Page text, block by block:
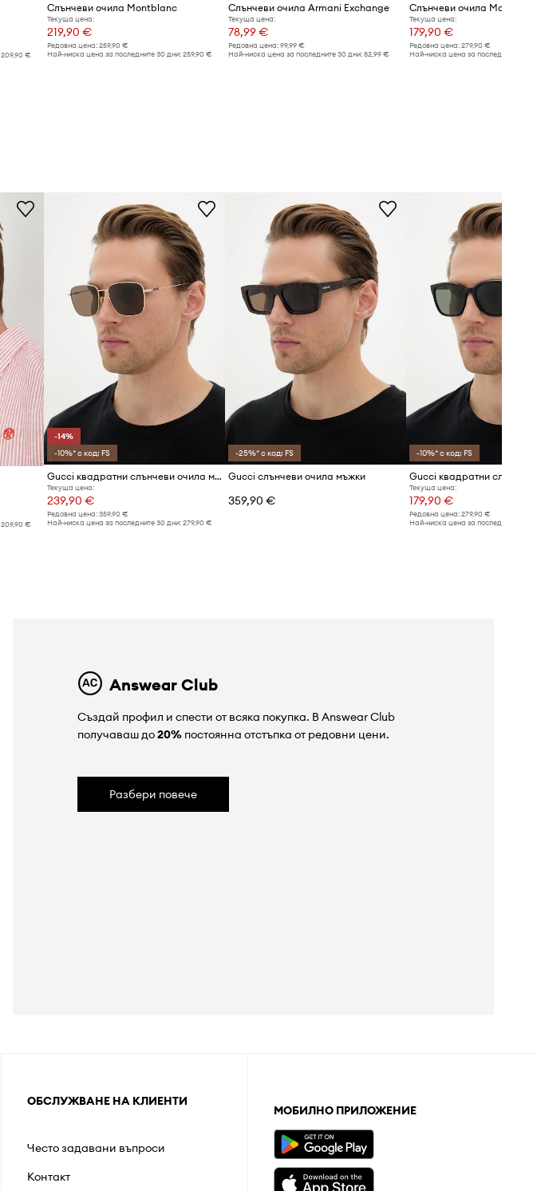
209,90 €
Слънчеви очила Montblanc
Текуща цена:
219,90 €
Редовна цена: 259,90 €
Най-ниска цена за последните 30 дни: 259,90 €
Слънчеви очила Armani Exchange
Текуща цена:
78,99 €
Редовна цена:99,99 €
Най-ниска цена за последните 30 дни:82,99 €
Слънчеви очила Marc
Текуща цена:
179,90 €
Редовна цена: 279,90 €
Най-ниска цена за последните 30
209,90 €
-14%
-10%* с код: FS
Gucci квадратни слънчеви очила мъжки
Текуща цена:
239,90 €
Редовна цена: 359,90 €
Най-ниска цена за последните 30 дни: 279,90 €
-25%* с код: FS
Gucci слънчеви очила мъжки
359,90 €
-10%* с код: FS
Текуща цена:
179,90 €
Редовна цена: 279,90 €
Най-ниска цена за последните 30
Answear Club
Създай профил и спести от всяка покупка. В Answear Club
получаваш до20%постоянна отстъпка от редовни цени.
Разбери повече
ОБСЛУЖВАНЕ НА КЛИЕНТИ
Често задавани въпроси
Контакт
МОБИЛНО ПРИЛОЖЕНИЕ